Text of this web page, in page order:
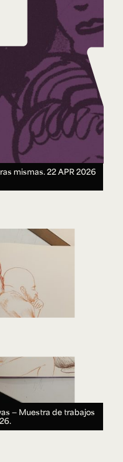
mismas.22 APR 2026
― Muestra de trabajos